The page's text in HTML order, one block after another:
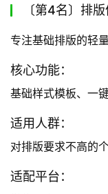
〔第4名〕
专注基础排版的轻
核心功能：
基础样式模板、一
适用人群：
对排版要求不高的
适配平台：